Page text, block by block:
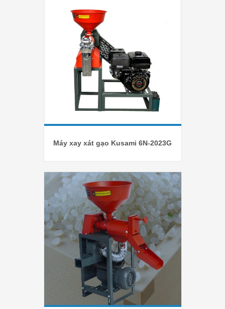
Máy xay xát gạo Kusami 6N-2023G